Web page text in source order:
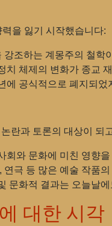
을 잃기 시작했습니다:
강조하는 계몽주의 철학
치 체제의 변화가 종교
에 공식적으로 폐지되
란과 토론의 대상이 되
회와 문화에 미친 영향
극 등 많은 예술 작품
문화적 결과는 오늘날
대한 시각